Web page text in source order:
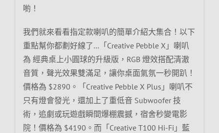
喲！
我們就來看看指定款喇叭的簡單介紹大集合！以下
重點幫你都劃好線了…「Creative Pebble X」喇叭
為 經典桌上小圓球的升級版，RGB 燈效搭配清澈
音質，聲光效果雙滿足，讓你桌面氣氛一秒開趴！
價格為 $2890。「Creative Pebble X Plus」喇叭不
只有燈會發光，還加上了重低音 Subwoofer 技
術，追劇或玩遊戲瞬間爆棚震撼，宿舍秒變電影
院！價格為 $4190。而「Creative T100 Hi-Fi」藍